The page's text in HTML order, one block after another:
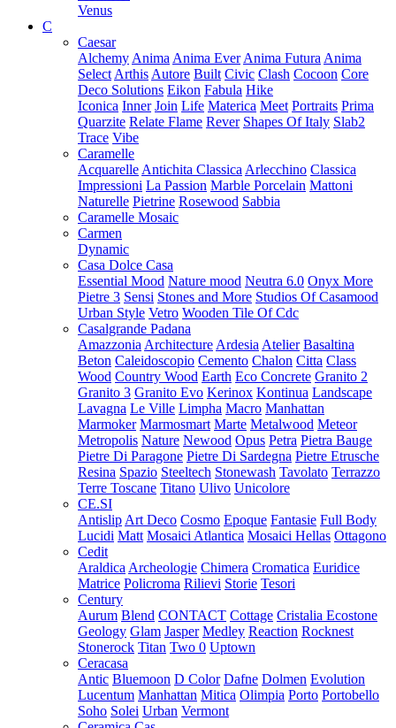
Venus
C
Caesar
Alchemy Anima Anima Ever Anima Futura Anima
Select Arthis Autore Built Civic Clash Cocoon Core
Deco Solutions Eikon Fabula Hike
Iconica Inner Join Life Materica Meet Portraits Prima
Quarzite Relate Flame Rever Shapes Of Italy Slab2
Trace Vibe
Caramelle
Acquarelle Antichita Classica Arlecchino Classica
Impressioni La Passion Marble Porcelain Mattoni
Naturelle Pietrine Rosewood Sabbia
Caramelle Mosaic
Carmen
Dynamic
Casa Dolce Casa
Essential Mood Nature mood Neutra 6.0 Onyx More
Pietre 3 Sensi Stones and More Studios Of Casamood
Urban Style Vetro Wooden Tile Of Cdc
Casalgrande Padana
Amazzonia Architecture Ardesia Atelier Basaltina
Beton Caleidoscopio Cemento Chalon Citta Class
Wood Country Wood Earth Eco Concrete Granito 2
Granito 3 Granito Evo Kerinox Kontinua Landscape
Lavagna Le Ville Limpha Macro Manhattan
Marmoker Marmosmart Marte Metalwood Meteor
Metropolis Nature Newood Opus Petra Pietra Bauge
Pietre Di Paragone Pietre Di Sardegna Pietre Etrusche
Resina Spazio Steeltech Stonewash Tavolato Terrazzo
Terre Toscane Titano Ulivo Unicolore
CE.SI
Antislip Art Deco Cosmo Epoque Fantasie Full Body
Lucidi Matt Mosaici Atlantica Mosaici Hellas Ottagono
Cedit
Araldica Archeologie Chimera Cromatica Euridice
Matrice Policroma Rilievi Storie Tesori
Century
Aurum Blend CONTACT Cottage Cristalia Ecostone
Geology Glam Jasper Medley Reaction Rocknest
Stonerock Titan Two 0 Uptown
Ceracasa
Antic Bluemoon D Color Dafne Dolmen Evolution
Lucentum Manhattan Mitica Olimpia Porto Portobello
Soho Solei Urban Vermont